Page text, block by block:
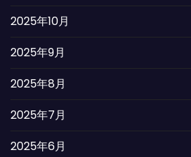
2025年10月
2025年9月
2025年8月
2025年7月
2025年6月